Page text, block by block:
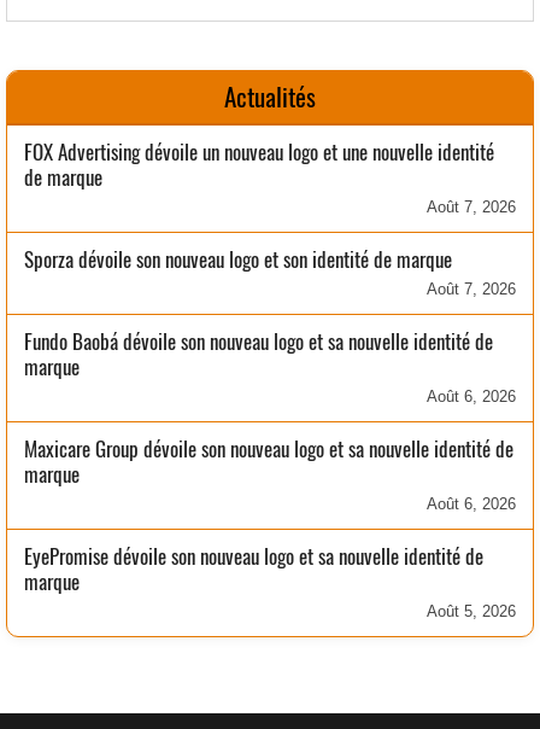
Actualités
FOX Advertising dévoile un nouveau logo et une nouvelle identité
de marque
Août 7, 2026
Sporza dévoile son nouveau logo et son identité de marque
Août 7, 2026
Fundo Baobá dévoile son nouveau logo et sa nouvelle identité de
marque
Août 6, 2026
Maxicare Group dévoile son nouveau logo et sa nouvelle identité de
marque
Août 6, 2026
EyePromise dévoile son nouveau logo et sa nouvelle identité de
marque
Août 5, 2026